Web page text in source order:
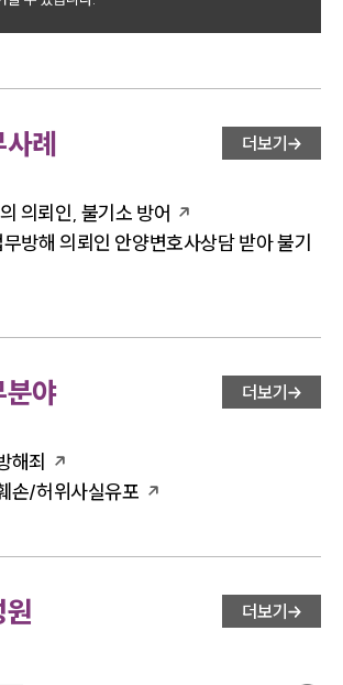
례 더보기
의뢰인, 불기소 방어
방해 의뢰인 안양변호사상담 받아 불기
분야 더보기
해죄
손/허위사실유포
더보기